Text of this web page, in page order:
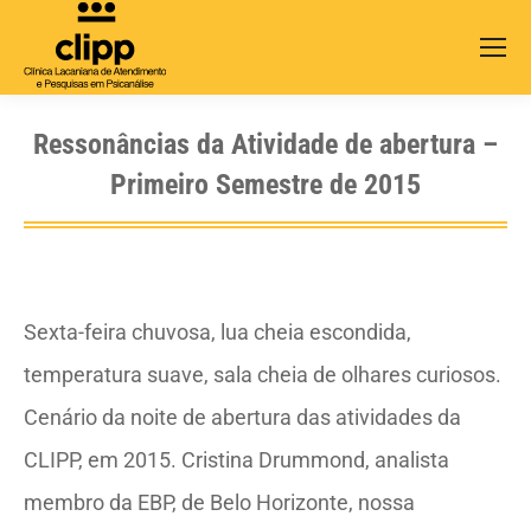
Ressonâncias da Atividade de abertura –
Primeiro Semestre de 2015
Sexta-feira chuvosa, lua cheia escondida,
temperatura suave, sala cheia de olhares curiosos.
Cenário da noite de abertura das atividades da
CLIPP, em 2015. Cristina Drummond, analista
membro da EBP, de Belo Horizonte, nossa